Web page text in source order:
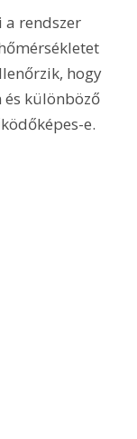
rendszer
hogy
és különböző
e.